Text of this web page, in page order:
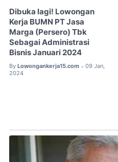
Dibuka lagi! Lowongan
Kerja BUMN PT Jasa
Marga (Persero) Tbk
Sebagai Administrasi
Bisnis Januari 2024
By Lowongankerja15.com • 09 Jan,
2024